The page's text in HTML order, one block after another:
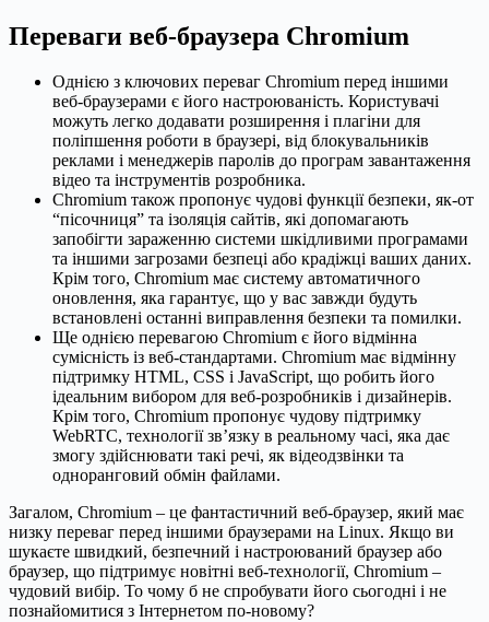
Переваги веб-браузера Chromium
Однією з ключових переваг Chromium перед іншими
веб-браузерами є його настроюваність. Користувачі
можуть легко додавати розширення і плагіни для
поліпшення роботи в браузері, від блокувальників
реклами і менеджерів паролів до програм завантаження
відео та інструментів розробника.
Chromium також пропонує чудові функції безпеки, як-от
“пісочниця” та ізоляція сайтів, які допомагають
запобігти зараженню системи шкідливими програмами
та іншими загрозами безпеці або крадіжці ваших даних.
Крім того, Chromium має систему автоматичного
оновлення, яка гарантує, що у вас завжди будуть
встановлені останні виправлення безпеки та помилки.
Ще однією перевагою Chromium є його відмінна
сумісність із веб-стандартами. Chromium має відмінну
підтримку HTML, CSS і JavaScript, що робить його
ідеальним вибором для веб-розробників і дизайнерів.
Крім того, Chromium пропонує чудову підтримку
WebRTC, технології зв’язку в реальному часі, яка дає
змогу здійснювати такі речі, як відеодзвінки та
одноранговий обмін файлами.
Загалом, Chromium – це фантастичний веб-браузер, який має
низку переваг перед іншими браузерами на Linux. Якщо ви
шукаєте швидкий, безпечний і настроюваний браузер або
браузер, що підтримує новітні веб-технології, Chromium –
чудовий вибір. То чому б не спробувати його сьогодні і не
познайомитися з Інтернетом по-новому?